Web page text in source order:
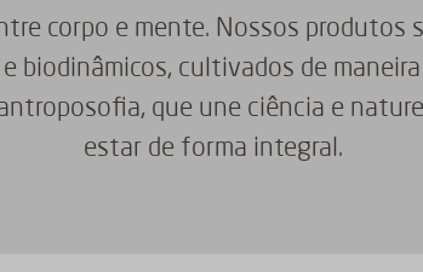
corpo e mente. Nossos produtos
biodinâmicos, cultivados de
que une ciência e
estar de forma integral.